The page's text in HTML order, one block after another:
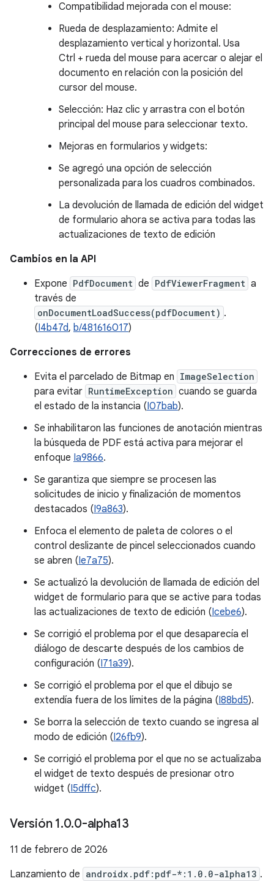
Compatibilidad mejorada con el mouse:
Rueda de desplazamiento: Admite el
desplazamiento vertical y horizontal. Usa
Ctrl + rueda del mouse para acercar o alejar el
documento en relación con la posición del
cursor del mouse.
Selección: Haz clic y arrastra con el botón
principal del mouse para seleccionar texto.
Mejoras en formularios y widgets:
Se agregó una opción de selección
personalizada para los cuadros combinados.
La devolución de llamada de edición del widget
de formulario ahora se activa para todas las
actualizaciones de texto de edición
Cambios en la API
Expone PdfDocument de PdfViewerFragment a
través de
onDocumentLoadSuccess(pdfDocument) .
(I4b47d, b/481616017)
Correcciones de errores
Evita el parcelado de Bitmap en ImageSelection
para evitar RuntimeException cuando se guarda
el estado de la instancia (I07bab).
Se inhabilitaron las funciones de anotación mientras
la búsqueda de PDF está activa para mejorar el
enfoque Ia9866.
Se garantiza que siempre se procesen las
solicitudes de inicio y finalización de momentos
destacados (I9a863).
Enfoca el elemento de paleta de colores o el
control deslizante de pincel seleccionados cuando
se abren (Ie7a75).
Se actualizó la devolución de llamada de edición del
widget de formulario para que se active para todas
las actualizaciones de texto de edición (Icebe6).
Se corrigió el problema por el que desaparecía el
diálogo de descarte después de los cambios de
configuración (I71a39).
Se corrigió el problema por el que el dibujo se
extendía fuera de los límites de la página (I88bd5).
Se borra la selección de texto cuando se ingresa al
modo de edición (I26fb9).
Se corrigió el problema por el que no se actualizaba
el widget de texto después de presionar otro
widget (I5dffc).
Versión 1.0.0-alpha13
11 de febrero de 2026
Lanzamiento de androidx.pdf:pdf-*:1.0.0-alpha13 .